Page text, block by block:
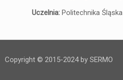
Uczelnia:Politechnika Śląska
Copyright © 2015-2024 by SERMO